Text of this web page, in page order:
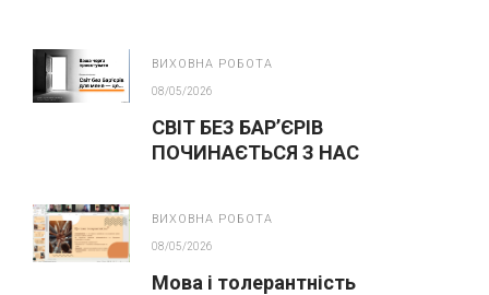
ВИХОВНА РОБОТА
08/05/2026
СВІТ БЕЗ БАР’ЄРІВ
ПОЧИНАЄТЬСЯ З НАС
ВИХОВНА РОБОТА
08/05/2026
Мова і толерантність